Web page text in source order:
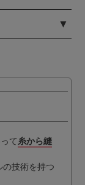
て糸から縫
技術を持つ